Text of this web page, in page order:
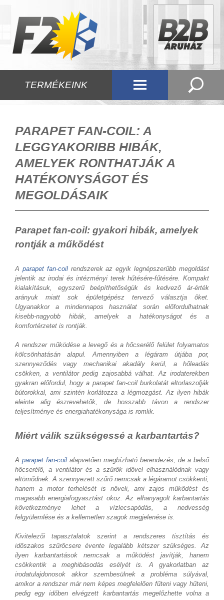
TERMÉKEINK
PARAPET FAN-COIL: A
LEGGYAKORIBB HIBÁK,
AMELYEK RONTHATJÁK A
HATÉKONYSÁGOT ÉS
MEGOLDÁSAIK
Parapet fan-coil: gyakori hibák, amelyek
rontják a működést
A parapet fan-coilrendszerek az egyik legnépszerűbb megoldást
jelentik az irodai és intézményi terek hűtésére-fűtésére. Kompakt
kialakításuk, egyszerű beépíthetőségük és kedvező ár-érték
arányuk miatt sok épületgépész tervező választja őket.
Ugyanakkor a mindennapos használat során előfordulhatnak
kisebb-nagyobb hibák, amelyek a hatékonyságot és a
komfortérzetet is rontják.
A rendszer működése a levegő és a hőcserélő felület folyamatos
kölcsönhatásán alapul. Amennyiben a légáram útjába por,
szennyeződés vagy mechanikai akadály kerül, a hőleadás
csökken, a ventilátor pedig zajosabbá válhat. Az irodaterekben
gyakran előfordul, hogy a parapet fan-coil burkolatát eltorlaszolják
bútorokkal, ami szintén korlátozza a légmozgást. Az ilyen hibák
eleinte alig észrevehetők, de hosszabb távon a rendszer
teljesítménye és energiahatékonysága is romlik.
Miért válik szükségessé a karbantartás?
A parapet fan-coil alapvetően megbízható berendezés, de a belső
hőcserélő, a ventilátor és a szűrők idővel elhasználódnak vagy
eltömődnek. A szennyezett szűrő nemcsak a légáramot csökkenti,
hanem a motor terhelését is növeli, ami zajos működést és
magasabb energiafogyasztást okoz. Az elhanyagolt karbantartás
következménye lehet a vízlecsapódás, a nedvesség
felgyülemlése és a kellemetlen szagok megjelenése is.
Kivitelezői tapasztalatok szerint a rendszeres tisztítás és
időszakos szűrőcsere évente legalább kétszer szükséges. Az
ilyen karbantartások nemcsak a működést javítják, hanem
csökkentik a meghibásodás esélyét is. A gyakorlatban az
irodatulajdonosok akkor szembesülnek a probléma súlyával,
amikor a rendszer már nem képes megfelelően fűteni vagy hűteni,
pedig egy időben elvégzett karbantartás megelőzhette volna a